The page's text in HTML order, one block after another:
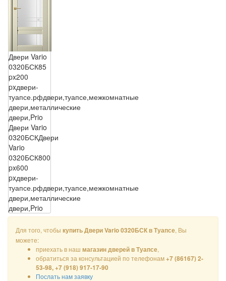
Двери Vario
0320БСК85
px200
pxдвери-
туапсе.рфдвери,туапсе,межкомнатные
двери,металлические
двери,Prio
Двери Vario
0320БСКДвери
Vario
0320БСК800
px600
pxдвери-
туапсе.рфдвери,туапсе,межкомнатные
двери,металлические
двери,Prio
Для того, чтобы купить Двери Vario 0320БСК в Туапсе, Вы
можете:
приехать в наш магазин дверей в Туапсе,
обратиться за консультацией по телефонам+7 (86167) 2-
53-98, +7 (918) 917-17-90
Послать нам заявку